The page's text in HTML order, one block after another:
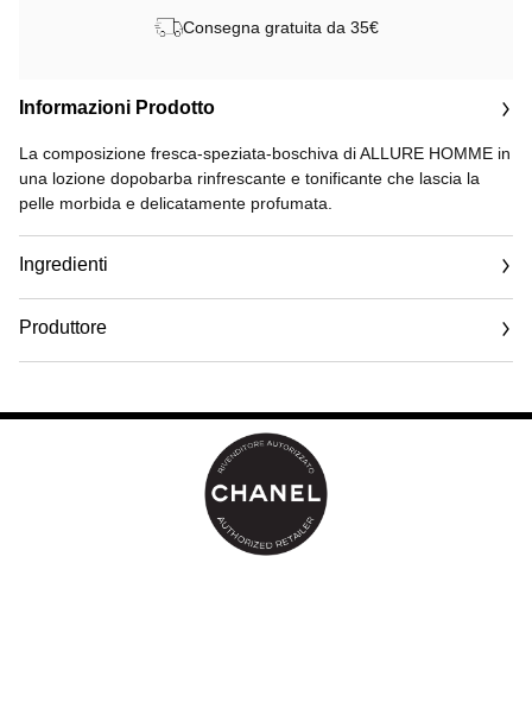
Consegna gratuita da 35€
Informazioni Prodotto
La composizione fresca-speziata-boschiva di ALLURE HOMME in
una lozione dopobarba rinfrescante e tonificante che lascia la
pelle morbida e delicatamente profumata.
Ingredienti
Produttore